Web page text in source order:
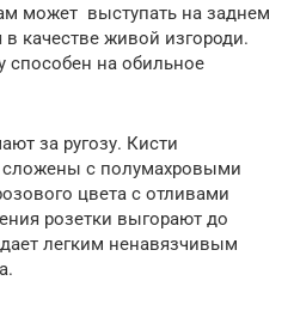
может выступать на заднем
качестве живой изгороди.
способен на обильное
за ругозу. Кисти
сложены с полумахровыми
цвета с отливами
розетки выгорают до
легким ненавязчивым